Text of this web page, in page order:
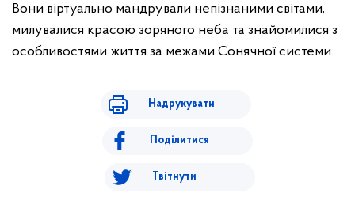
Вони віртуально мандрували непізнаними світами,
милувалися красою зоряного неба та знайомилися з
особливостями життя за межами Сонячної системи.
Надрукувати
Поділитися
Твітнути